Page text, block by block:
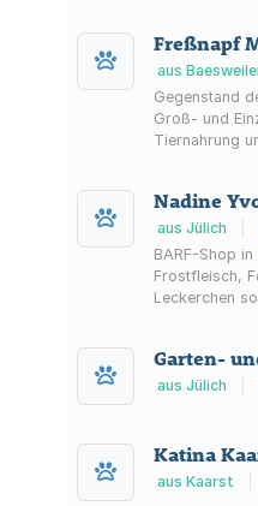
unter
Erzeugnisse.
sich auch an
persönliche...
Freßnapf
aus
Gegenstand
Groß- und
Tiernahrung
vorgenannten
beteiligen und
Gesellschaft
aus Jülich
BARF-Shop
Frostfleisch,
Leckerchen
Beratung zur
aus Jülich
aus Kaarst